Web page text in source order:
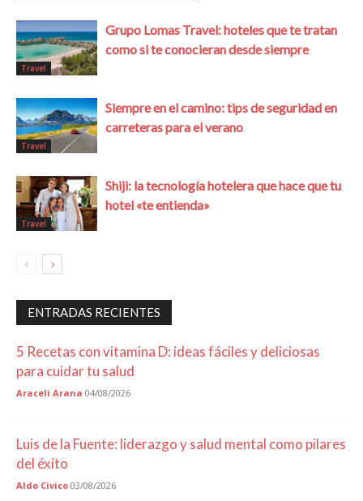
Travel
Grupo Lomas Travel: hoteles que te tratan
como si te conocieran desde siempre
Travel
Siempre en el camino: tips de seguridad en
carreteras para el verano
Travel
Shiji: la tecnología hotelera que hace que tu
hotel «te entienda»
ENTRADAS RECIENTES
5 Recetas con vitamina D: ideas fáciles y deliciosas
para cuidar tu salud
Araceli Arana 04/08/2026
Luis de la Fuente: liderazgo y salud mental como pilares
del éxito
Aldo Civico 03/08/2026